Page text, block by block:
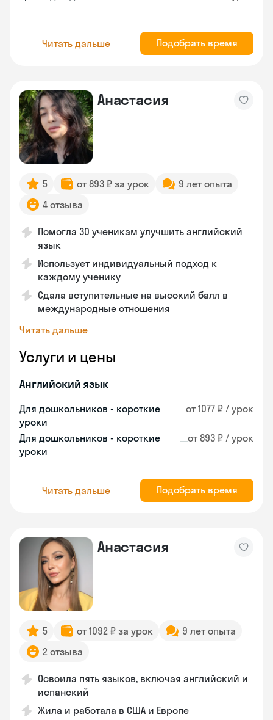
Читать дальше Подобрать время
Анастасия
5 от 893 ₽ за урок
9 лет опыта
4 отзыва
Помогла 30 ученикам улучшить английский
язык
Использует индивидуальный подход к
каждому ученику
Сдала вступительные на высокий балл в
международные отношения
Читать дальше
Услуги и цены
Английский язык
Для дошкольников - короткие
уроки
от 1077 ₽ / урок
Для дошкольников - короткие
уроки
от 893 ₽ / урок
Читать дальше Подобрать время
Анастасия
5 от 1092 ₽ за урок
9 лет опыта
2 отзыва
Освоила пять языков, включая английский и
испанский
Жила и работала в США и Европе